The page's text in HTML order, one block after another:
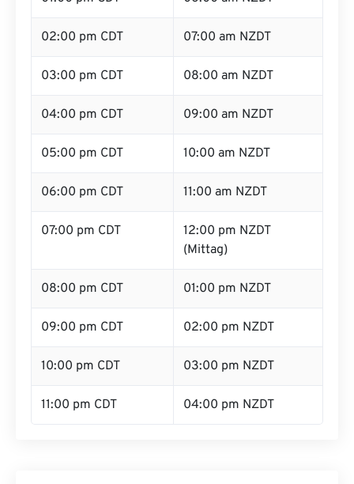
02:00 pm CDT 07:00 am NZDT
03:00 pm CDT 08:00 am NZDT
04:00 pm CDT 09:00 am NZDT
05:00 pm CDT 10:00 am NZDT
06:00 pm CDT 11:00 am NZDT
07:00 pm CDT
12:00 pm NZDT
(Mittag)
08:00 pm CDT 01:00 pm NZDT
09:00 pm CDT 02:00 pm NZDT
10:00 pm CDT 03:00 pm NZDT
11:00 pm CDT 04:00 pm NZDT